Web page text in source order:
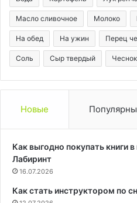
Масло сливочное Молоко
На обед На ужин Перец
Соль Сыр твердый Чеснок
Новые
Как выгодно покупать книги
Лабиринт
16.07.2026
Как стать инструктором по